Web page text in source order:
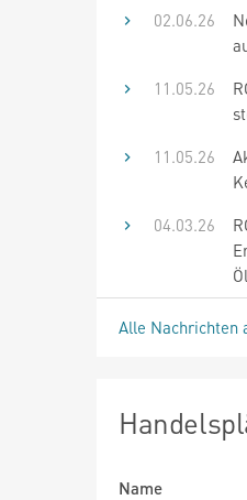
02.06.26
11.05.26
11.05.26
04.03.26
Öl
Alle Nachrichten
Name